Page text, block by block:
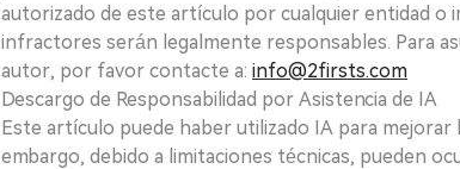
autorizado de este artículo por cualquier entidad
infractores serán legalmente responsables. Para
autor, por favor contacte a: info@2firsts.com
Descargo de Responsabilidad por Asistencia de IA
Este artículo puede haber utilizado IA para mejorar
embargo, debido a limitaciones técnicas, pueden